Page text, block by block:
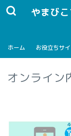
やまび
ホーム お役立ちサ
オンライン